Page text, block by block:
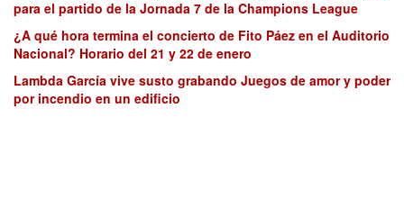
para el partido de la Jornada 7 de la Champions League
¿A qué hora termina el concierto de Fito Páez en el Auditorio
Nacional? Horario del 21 y 22 de enero
Lambda García vive susto grabando Juegos de amor y poder
por incendio en un edificio